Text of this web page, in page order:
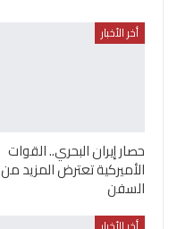
أخر الأخبار
حصار إيران البحري.. القوات
الأميركية تعترض المزيد من
السفن